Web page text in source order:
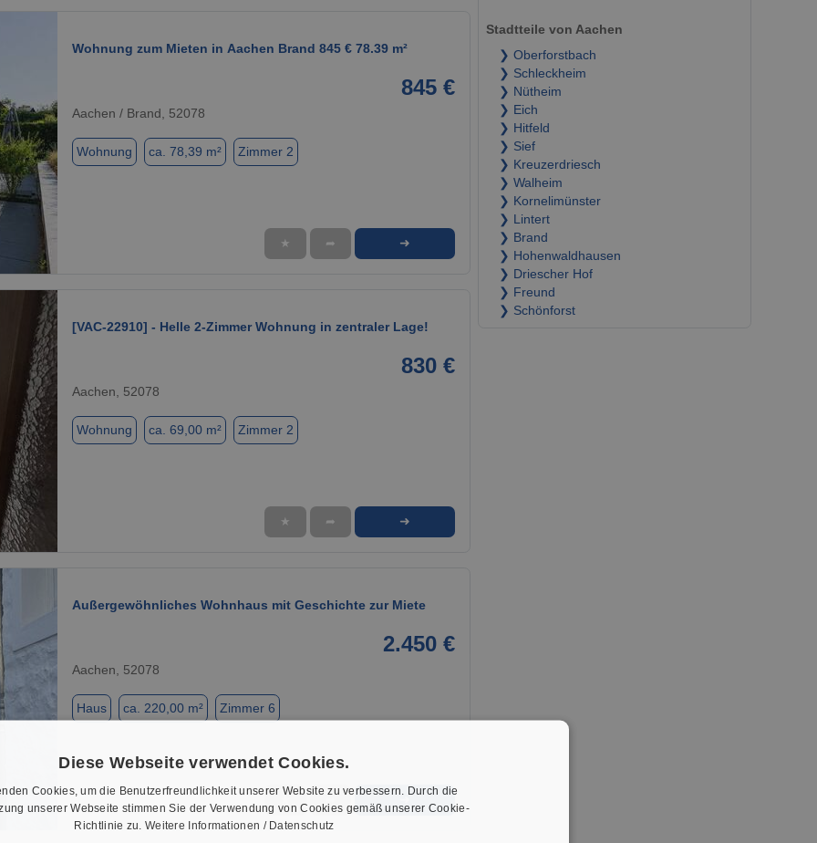
Wohnung zum Mieten in Aachen Brand 845 € 78.39 m²
845 €
Aachen / Brand, 52078
Wohnung ca. 78,39 m² Zimmer 2
★ ➦ ➜
1 / 8
[VAC-22910] - Helle 2-Zimmer Wohnung in zentraler Lage!
830 €
Aachen, 52078
Wohnung ca. 69,00 m² Zimmer 2
★ ➦ ➜
1 / 11
Außergewöhnliches Wohnhaus mit Geschichte zur Miete
2.450 €
Aachen, 52078
Haus ca. 220,00 m² Zimmer 6
Stadtteile von Aachen
❯ Oberforstbach
❯ Schleckheim
❯ Nütheim
❯ Eich
❯ Hitfeld
❯ Sief
❯ Kreuzerdriesch
❯ Walheim
❯ Kornelimünster
❯ Lintert
❯ Brand
❯ Hohenwaldhausen
❯ Driescher Hof
❯ Freund
❯ Schönforst
Diese Webseite verwendet Cookies.
Cookies, um die Benutzerfreundlichkeit unserer Website zu verbessern. Durch die
unserer Webseite stimmen Sie der Verwendung von Cookies gemäß unserer Cookie-
Richtlinie zu. Weitere Informationen / Datenschutz